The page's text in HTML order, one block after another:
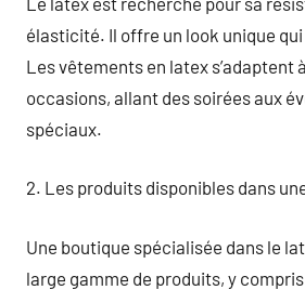
élasticité. Il offre un look unique
Les vêtements en latex s’adaptent
occasions, allant des soirées aux
spéciaux.
2. Les produits disponibles dans
Une boutique spécialisée dans le
large gamme de produits, y